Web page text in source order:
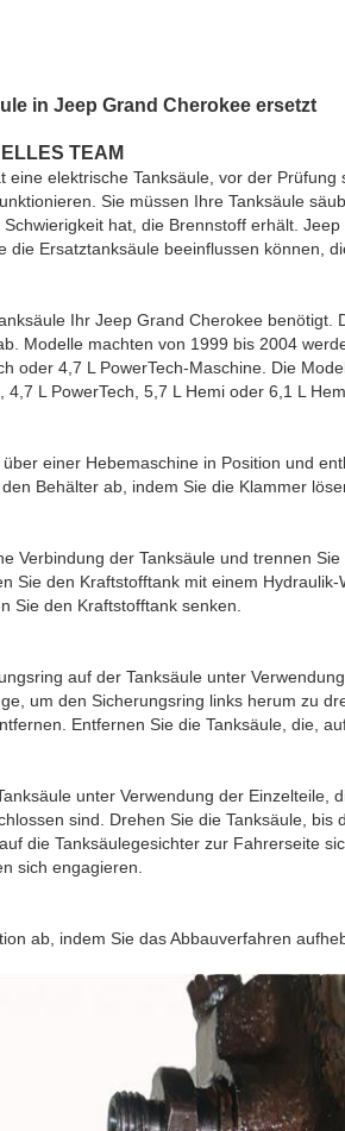
in Jeep Grand Cherokee ersetzt
TEAM
eine elektrische Tanksäule, vor der
Sie müssen Ihre Tanksäule
hat, die Brennstoff erhält.
die Ersatztanksäule beeinflussen können,
Ihr Jeep Grand Cherokee
Modelle machten von 1999 bis 2004
oder 4,7 L PowerTech-Maschine. Die
4,7 L PowerTech, 5,7 L Hemi oder 6,1 L
einer Hebemaschine in Position und
Behälter ab, indem Sie die Klammer
Verbindung der Tanksäule und trennen
Sie den Kraftstofftank mit einem
Sie den Kraftstofftank senken.
auf der Tanksäule unter
um den Sicherungsring links herum zu
Entfernen Sie die Tanksäule, die,
unter Verwendung der
sind. Drehen Sie die Tanksäule, bis
die Tanksäulegesichter zur Fahrerseite
sich engagieren.
ab, indem Sie das Abbauverfahren